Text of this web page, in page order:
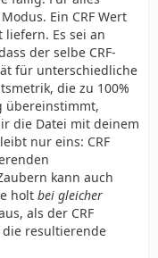
Ein CRF Wert
Es sei an
der selbe CRF-
für unterschiedliche
die zu 100%
übereinstimmt,
die Datei mit deinem
nur eins: CRF
kann auch
holt bei gleicher
als der CRF
die resultierende